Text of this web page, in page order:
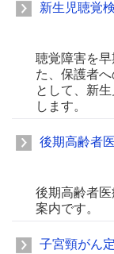
新生児聴覚
聴覚障害を
た、保護者
として、新
します。
後期高齢者
後期高齢者
案内です。
子宮頸がん